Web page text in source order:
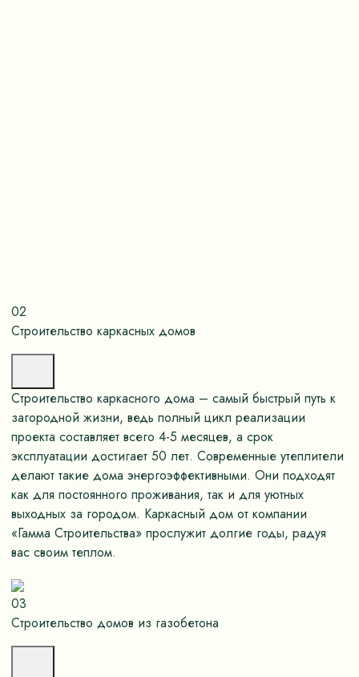
02
Строительство каркасных домов
Строительство каркасного дома – самый быстрый путь к
загородной жизни, ведь полный цикл реализации
проекта составляет всего 4-5 месяцев, а срок
эксплуатации достигает 50 лет. Современные утеплители
делают такие дома энергоэффективными. Они подходят
как для постоянного проживания, так и для уютных
выходных за городом. Каркасный дом от компании
«Гамма Строительства» прослужит долгие годы, радуя
вас своим теплом.
03
Строительство домов из газобетона